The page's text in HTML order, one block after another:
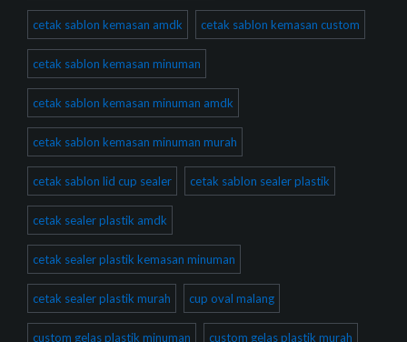
cetak sablon kemasan amdk cetak sablon kemasan custom
cetak sablon kemasan minuman
cetak sablon kemasan minuman amdk
cetak sablon kemasan minuman murah
cetak sablon lid cup sealer cetak sablon sealer plastik
cetak sealer plastik amdk
cetak sealer plastik kemasan minuman
cetak sealer plastik murah cup oval malang
custom gelas plastik minuman custom gelas plastik murah